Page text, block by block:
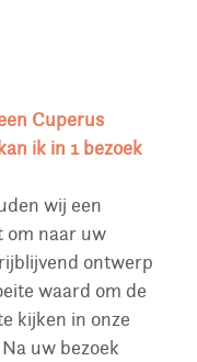
Cuperus
ik in 1 bezoek
wij een
om naar uw
ontwerp
waard om de
kijken in onze
uw bezoek